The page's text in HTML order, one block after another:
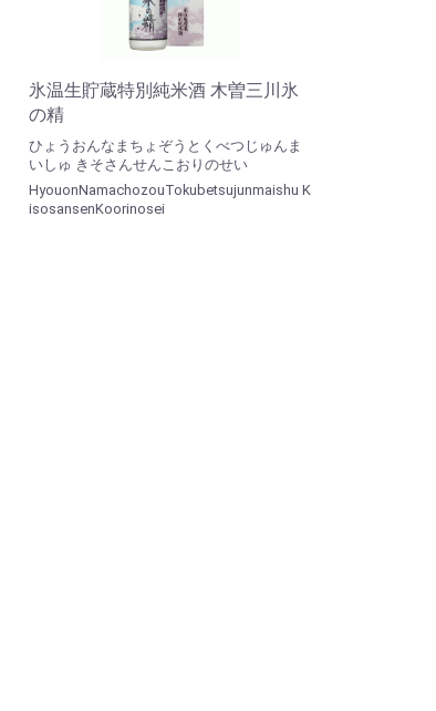
氷温生貯蔵特別純米酒 木曽三川氷
の精
ひょうおんなまちょぞうとくべつじゅんま
いしゅ きそさんせんこおりのせい
HyouonNamachozouTokubetsujunmaishu K
isosansenKoorinosei